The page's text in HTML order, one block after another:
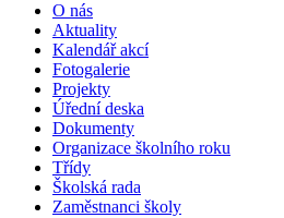
O nás
Aktuality
Kalendář akcí
Fotogalerie
Projekty
Úřední deska
Dokumenty
Organizace školního roku
Třídy
Školská rada
Zaměstnanci školy